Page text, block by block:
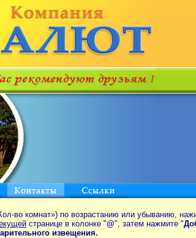
во комнат») по возрастанию или убыванию,
странице в колонке "@", затем нажмите "
извещения.